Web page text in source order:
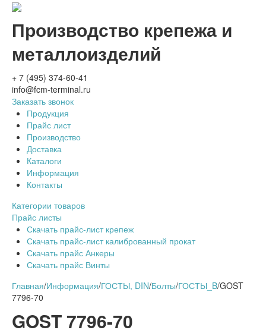
Производство крепежа и
металлоизделий
+ 7 (495) 374-60-41
info@fcm-terminal.ru
Заказать звонок
Продукция
Прайс лист
Производство
Доставка
Каталоги
Информация
Контакты
Категории товаров
Прайс листы
Скачать прайс-лист крепеж
Скачать прайс-лист калиброванный прокат
Скачать прайс Анкеры
Скачать прайс Винты
Главная/Информация/ГОСТЫ, DIN/Болты/ГОСТЫ_B/GOST
7796-70
GOST 7796-70